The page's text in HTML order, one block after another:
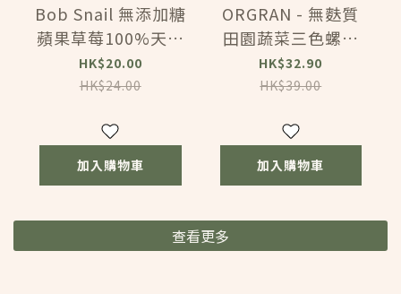
Bob Snail 無添加糖
蘋果草莓100%天然
果汁軟糖 (40g)
(93406)
HK$20.00
HK$24.00
加入購物車
ORGRAN - 無麩質
田園蔬菜三色螺絲
粉（全素，高纖，
無添加，無色素）
HK$32.90
HK$39.00
加入購物車
查看更多